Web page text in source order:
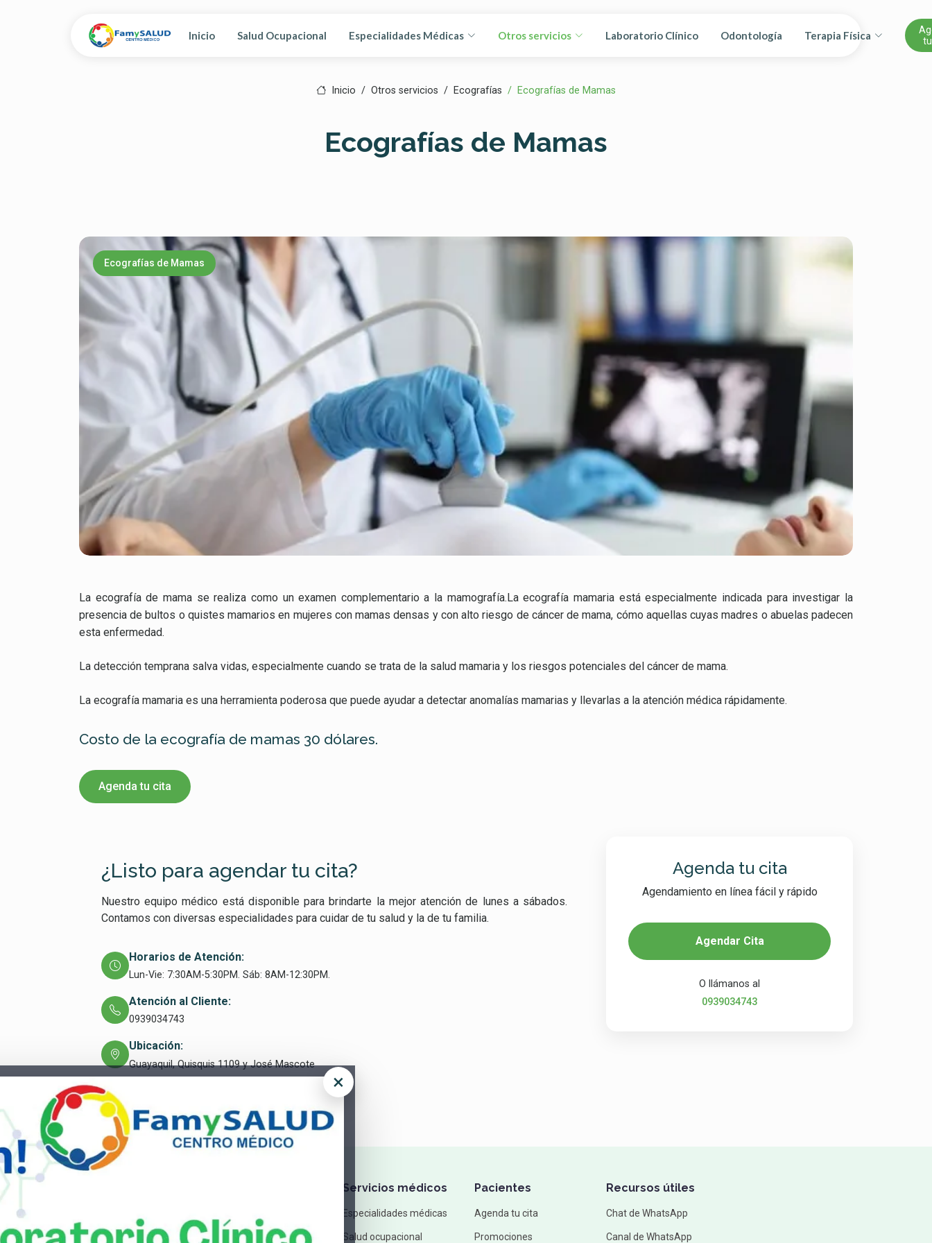
Inicio Salud Ocupacional Especialidades Médicas Otros servicios Laboratorio Clínico Odontología Terapia Física
Inicio Otros servicios Ecografías Ecografías de Mamas
Ecografías de Mamas
Ecografías de Mamas
La ecografía de mama se realiza como un examen complementario a la mamografía.La ecografía mamaria está especialmente indicada para investigar la
presencia de bultos o quistes mamarios en mujeres con mamas densas y con alto riesgo de cáncer de mama, cómo aquellas cuyas madres o abuelas padecen
esta enfermedad.
La detección temprana salva vidas, especialmente cuando se trata de la salud mamaria y los riesgos potenciales del cáncer de mama.
La ecografía mamaria es una herramienta poderosa que puede ayudar a detectar anomalías mamarias y llevarlas a la atención médica rápidamente.
Costo de la ecografía de mamas 30 dólares.
Agenda tu cita
¿Listo para agendar tu cita?
Nuestro equipo médico está disponible para brindarte la mejor atención de lunes a sábados.
Contamos con diversas especialidades para cuidar de tu salud y la de tu familia.
Horarios de Atención:
Lun-Vie: 7:30AM-5:30PM. Sáb: 8AM-12:30PM.
Atención al Cliente:
0939034743
Ubicación:
Guayaquil, Quisquis 1109 y José Mascote
Agenda tu cita
Agendamiento en línea fácil y rápido
Agendar Cita
O llámanos al
0939034743
Servicios médicos
Especialidades médicas
Salud ocupacional
Pacientes
Agenda tu cita
Promociones
Recursos útiles
Chat de WhatsApp
Canal de WhatsApp
×